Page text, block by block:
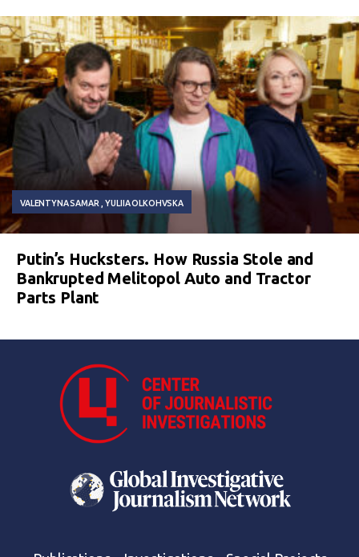
VALENTYNA SAMAR YULIIA OLKOHVSKA
Putin’s Hucksters. How Russia Stole and
Bankrupted Melitopol Auto and Tractor
Parts Plant